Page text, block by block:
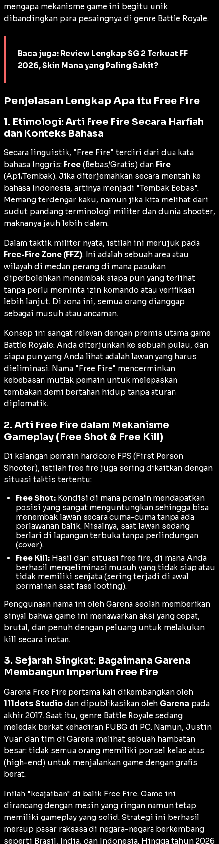
mengapa mekanisme game ini begitu unik
dibandingkan para pesaingnya di genre Battle Royale.
Baca juga: Review Lengkap SG 2 Terkuat FF
2026, Skin Mana yang Paling Sakit?
Penjelasan Lengkap Apa itu Free Fire
1. Etimologi: Arti Free Fire Secara Harfiah
dan Konteks Bahasa
Secara linguistik, "Free Fire" terdiri dari dua kata
bahasa Inggris: Free (Bebas/Gratis) dan Fire
(Api/Tembak). Jika diterjemahkan secara mentah ke
bahasa Indonesia, artinya menjadi "Tembak Bebas".
Memang terdengar kaku, namun jika kita melihat dari
sudut pandang terminologi militer dan dunia shooter,
maknanya jauh lebih dalam.
Dalam taktik militer nyata, istilah ini merujuk pada
Free-Fire Zone (FFZ). Ini adalah sebuah area atau
wilayah di medan perang di mana pasukan
diperbolehkan menembak siapa pun yang terlihat
tanpa perlu meminta izin komando atau verifikasi
lebih lanjut. Di zona ini, semua orang dianggap
sebagai musuh atau ancaman.
Konsep ini sangat relevan dengan premis utama game
Battle Royale: Anda diterjunkan ke sebuah pulau, dan
siapa pun yang Anda lihat adalah lawan yang harus
dieliminasi. Nama "Free Fire" mencerminkan
kebebasan mutlak pemain untuk melepaskan
tembakan demi bertahan hidup tanpa aturan
diplomatik.
2. Arti Free Fire dalam Mekanisme
Gameplay (Free Shot & Free Kill)
Di kalangan pemain hardcore FPS (First Person
Shooter), istilah free fire juga sering dikaitkan dengan
situasi taktis tertentu:
Free Shot: Kondisi di mana pemain mendapatkan
posisi yang sangat menguntungkan sehingga bisa
menembak lawan secara cuma-cuma tanpa ada
perlawanan balik. Misalnya, saat lawan sedang
berlari di lapangan terbuka tanpa perlindungan
(cover).
Free Kill: Hasil dari situasi free fire, di mana Anda
berhasil mengeliminasi musuh yang tidak siap atau
tidak memiliki senjata (sering terjadi di awal
permainan saat fase looting).
Penggunaan nama ini oleh Garena seolah memberikan
sinyal bahwa game ini menawarkan aksi yang cepat,
brutal, dan penuh dengan peluang untuk melakukan
kill secara instan.
3. Sejarah Singkat: Bagaimana Garena
Membangun Imperium Free Fire
Garena Free Fire pertama kali dikembangkan oleh
111dots Studio dan dipublikasikan oleh Garena pada
akhir 2017. Saat itu, genre Battle Royale sedang
meledak berkat kehadiran PUBG di PC. Namun, Justin
Yuan dan tim di Garena melihat sebuah hambatan
besar: tidak semua orang memiliki ponsel kelas atas
(high-end) untuk menjalankan game dengan grafis
berat.
Inilah "keajaiban" di balik Free Fire. Game ini
dirancang dengan mesin yang ringan namun tetap
memiliki gameplay yang solid. Strategi ini berhasil
meraup pasar raksasa di negara-negara berkembang
seperti Brasil, India, dan Indonesia. Hingga tahun 2026